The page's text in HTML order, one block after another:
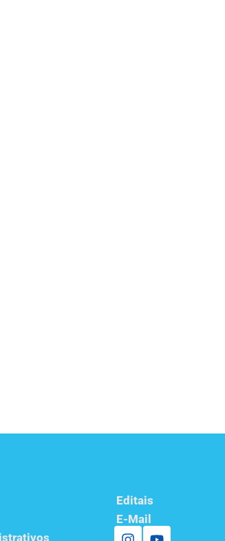
Editais
E-Mail